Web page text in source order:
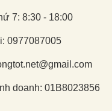
7: 8:30 - 18:00
0977087005
doanh: 01B8023856